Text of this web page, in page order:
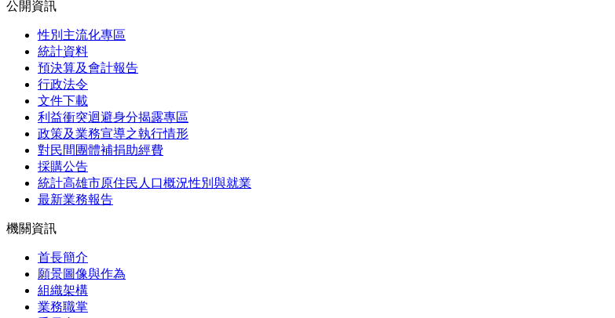
公開資訊
性別主流化專區
統計資料
預決算及會計報告
行政法令
文件下載
利益衝突迴避身分揭露專區
政策及業務宣導之執行情形
對民間團體補捐助經費
採購公告
統計高雄市原住民人口概況性別與就業
最新業務報告
機關資訊
首長簡介
願景圖像與作為
組織架構
業務職掌